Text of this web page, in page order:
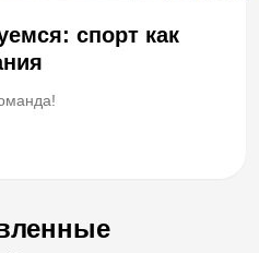
спорт как